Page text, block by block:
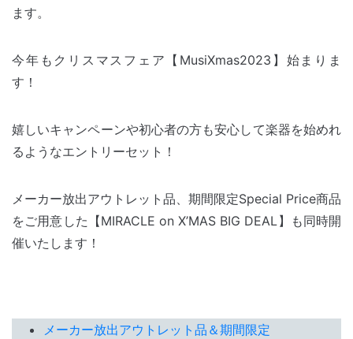
ます。
今年もクリスマスフェア【MusiXmas2023】始まりま
す！
嬉しいキャンペーンや初心者の方も安心して楽器を始めれ
るようなエントリーセット！
メーカー放出アウトレット品、期間限定Special Price商品
をご用意した【MIRACLE on X’MAS BIG DEAL】も同時開
催いたします！
メーカー放出アウトレット品＆期間限定